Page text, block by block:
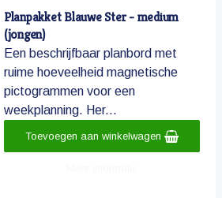
Planpakket Blauwe Ster - medium
(jongen)
Een beschrijfbaar planbord met
ruime hoeveelheid magnetische
pictogrammen voor een
weekplanning. Her...
Toevoegen aan winkelwagen